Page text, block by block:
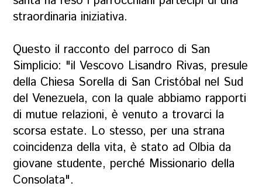
straordinaria iniziativa.
Questo il racconto del parroco di San
Simplicio: "il Vescovo Lisandro Rivas, presule
della Chiesa Sorella di San Cristóbal nel Sud
del Venezuela, con la quale abbiamo rapporti
di mutue relazioni, è venuto a trovarci la
scorsa estate. Lo stesso, per una strana
coincidenza della vita, è stato ad Olbia da
giovane studente, perché Missionario della
Consolata".